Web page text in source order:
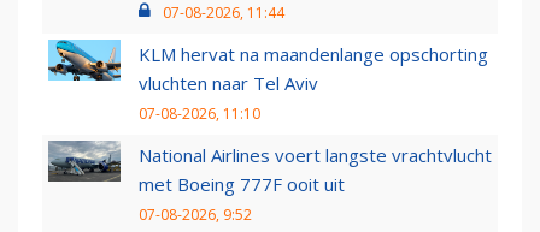
07-08-2026, 11:44
KLM hervat na maandenlange opschorting
vluchten naar Tel Aviv
07-08-2026, 11:10
National Airlines voert langste vrachtvlucht
met Boeing 777F ooit uit
07-08-2026, 9:52